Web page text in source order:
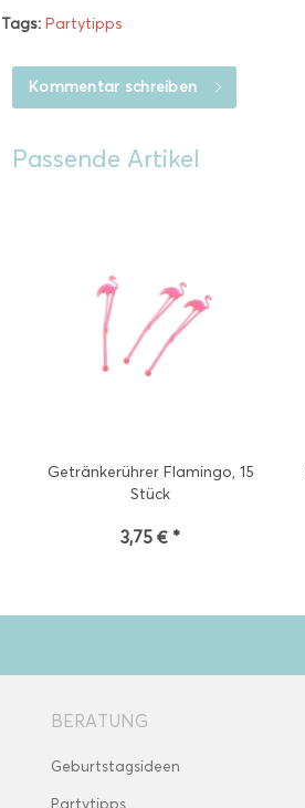
Tags: Partytipps
Kommentar schreiben
Passende Artikel
Getränkerührer Flamingo, 15
Stück
3,75 € *
BERATUNG
Geburtstagsideen
Partytipps